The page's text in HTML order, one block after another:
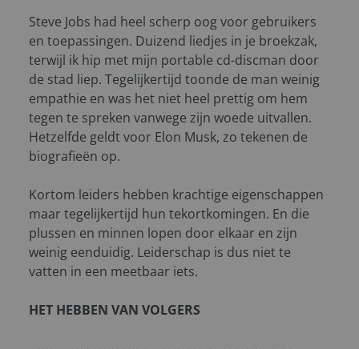
Steve Jobs had heel scherp oog voor gebruikers
en toepassingen. Duizend liedjes in je broekzak,
terwijl ik hip met mijn portable cd-discman door
de stad liep. Tegelijkertijd toonde de man weinig
empathie en was het niet heel prettig om hem
tegen te spreken vanwege zijn woede uitvallen.
Hetzelfde geldt voor Elon Musk, zo tekenen de
biografieën op.
Kortom leiders hebben krachtige eigenschappen
maar tegelijkertijd hun tekortkomingen. En die
plussen en minnen lopen door elkaar en zijn
weinig eenduidig. Leiderschap is dus niet te
vatten in een meetbaar iets.
HET HEBBEN VAN VOLGERS